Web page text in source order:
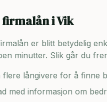
firmalån iVik
er blitt betydelig
minutter. Slik går du
flere långivere for å finne
med informasjon om